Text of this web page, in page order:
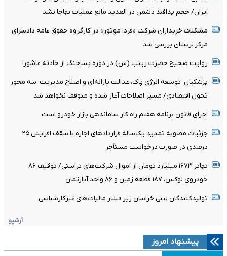
ایران/ حجم پدافند دشمن در العدید مانع عملیات نهاجا نشد
مشکلات خریداران شرکت «فردا موتور» در کارگروه حقوق عامه دادسرای
مرکز لرستان بررسی شد
روایت صحیح حضرت زینب (س) در دوره پساجنگ از حادثه عاشورا
پزشکیان: توسعه انرژی پاک، عدالت یارانه‌ای و اصلاح مدیریت، سه محور
تحول اقتصادی/ مسیر اصلاحات آغاز شده و متوقف نخواهد شد
اجرای قانون برنامه هفتم راه کار ساماندهی بازار خودرو است
جزئیات مصوبه تمدید یک‌ساله قرارداد‌های اجاره با سقف افزایش ۲۵
درصدی در صورت درخواست مستأجر
تهاتر ۱۶۷۳ میلیارد تومان از اموال شرکت‌های تراستی/ توقیف ۸۶
خودروی لوکس، ۱۸۷ قطعه زمین و ۸۶ واحد آپارتمان
تولیدکنندگان لبنی خراسان زیر فشار مالیات‌های غیرکارشناسی
آرشیو
پیشنهاد امروز